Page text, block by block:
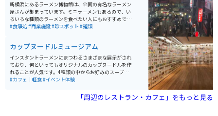
新横浜にあるラーメン博物館は、全国の有名なラーメン
屋さんが集まっています。ミニラーメンもあるので、い
ろいろな種類のラーメンを食べたい人にもおすすめで
す。駄菓子屋があったり、昔の雰囲気があって、とても
#食事処 #商業施設#珍スポット #麺類
カップヌードルミュージアム
インスタントラーメンにまつわるさまざまな展示がされ
ており、何といってもオリジナルのカップヌードルを作
れることが人気です。4種類の中からお好みのスープと、
12種類の具材の中から4つのトッピングを選べ、お持ち
ヌードル」の『麺』となり、製麺から出荷されるまでの
生産工程を体感できるアスレチック施設もあり、様々な
#カフェ｜軽食#イベント体験
「周辺のレストラン・カフェ」をもっと見る